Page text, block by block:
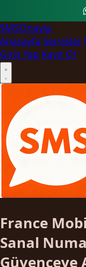
SMSOnayla
Anasayfa Servisler
Giriş Yap Kayıt Ol
France
Sanal
Güvenceye